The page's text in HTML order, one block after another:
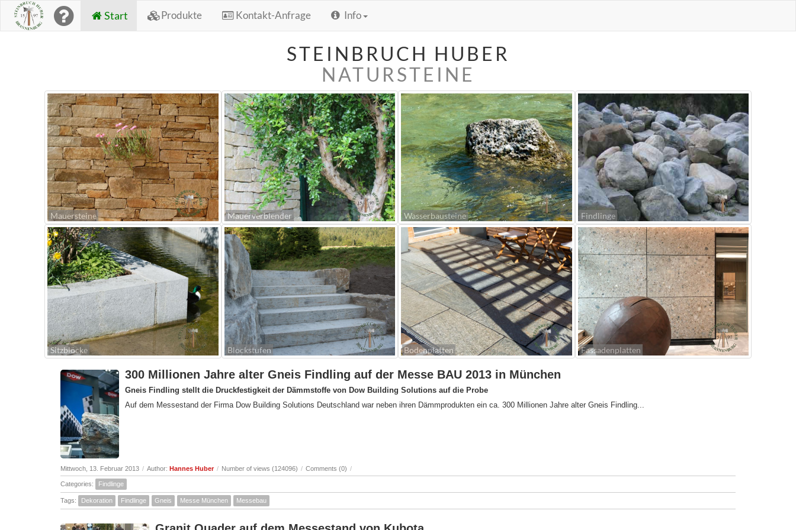
Start Produkte Kontakt-Anfrage Info
STEINBRUCH HUBER
NATURSTEINE
Mauersteine Mauerverblender Wasserbausteine Findlinge
Sitzblöcke Blockstufen Bodenplatten Fassadenplatten
300 Millionen Jahre alter Gneis Findling auf der Messe BAU 2013 in München
Gneis Findling stellt die Druckfestigkeit der Dämmstoffe von Dow Building Solutions auf die Probe
Auf dem Messestand der Firma Dow Building Solutions Deutschland war neben ihren Dämmprodukten ein ca. 300 Millionen Jahre alter Gneis Findling...
Mittwoch, 13. Februar 2013 / Author: Hannes Huber / Number of views (124096) / Comments (0) /
Categories: Findlinge
Tags: Dekoration Findlinge Gneis Messe München Messebau